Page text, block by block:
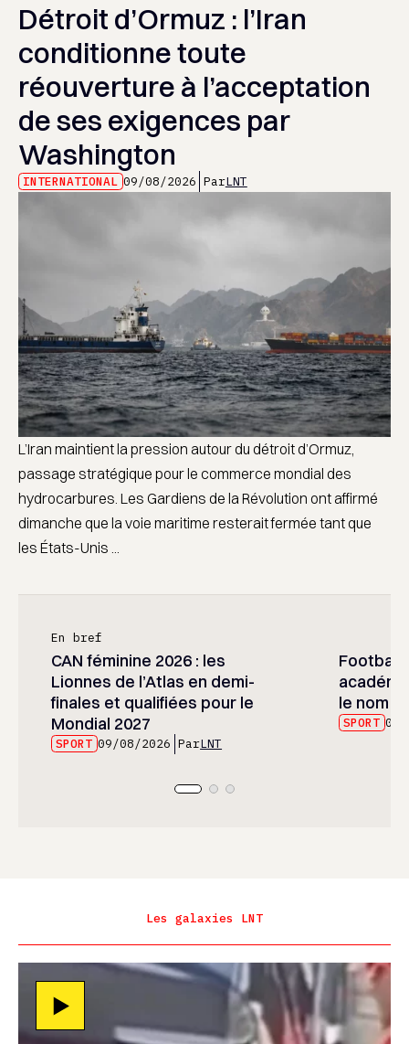
Détroit d’Ormuz : l’Iran
conditionne toute
réouverture à l’acceptation
de ses exigences par
Washington
INTERNATIONAL 09/08/2026 ParLNT
L’Iran maintient la pression autour du détroit d’Ormuz,
passage stratégique pour le commerce mondial des
hydrocarbures. Les Gardiens de la Révolution ont affirmé
dimanche que la voie maritime resterait fermée tant que
les États-Unis ...
En bref
CAN féminine 2026 : les
Lionnes de l’Atlas en demi-
finales et qualifiées pour le
Mondial 2027
SPORT 09/08/2026 ParLNT
Football
le nom
SPORT 09/
Les galaxies LNT